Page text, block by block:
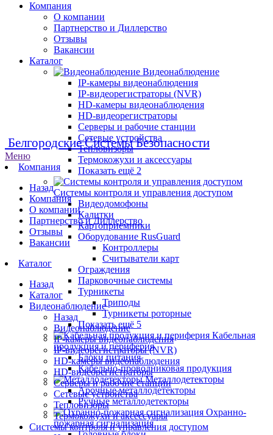
Компания
О компании
Партнерство и Диллерство
Отзывы
Вакансии
Каталог
Видеонаблюдение
IP-камеры видеонаблюдения
IP-видеорегистраторы (NVR)
HD-камеры видеонаблюдения
HD-видеорегистраторы
Серверы и рабочие станции
Сетевые устройства
Тепловизоры
Термокожухи и аксессуары
Показать ещё 2
Системы контроля и управления доступом
Видеодомофоны
Калитки
Картоприемники
Оборудование RusGuard
Контроллеры
Считыватели карт
Ограждения
Парковочные системы
Турникеты
Триподы
Турникеты роторные
Показать ещё 5
Кабельная
продукция и периферия
Блоки питания
Кабельно-проводниковая продукция
Металлодетекторы
Арочные металлодетекторы
Ручные металлодетекторы
Охранно-
пожарная сигнализация
Белгородские Системы Безопасности
Меню
Компания
Назад
Компания
О компании
Партнерство и Диллерство
Отзывы
Вакансии
Каталог
Назад
Каталог
Видеонаблюдение
Назад
Видеонаблюдение
IP-камеры видеонаблюдения
IP-видеорегистраторы (NVR)
HD-камеры видеонаблюдения
HD-видеорегистраторы
Серверы и рабочие станции
Сетевые устройства
Тепловизоры
Термокожухи и аксессуары
Системы контроля и управления доступом